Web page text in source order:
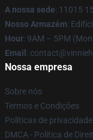
A nossa sede: 11015
Nosso Armazém:
Hour: 9AM – 5PM
Email :
Nossa empresa
Sobre nós
Termos e Condições
Políticas de privacidade
DMCA - Política de